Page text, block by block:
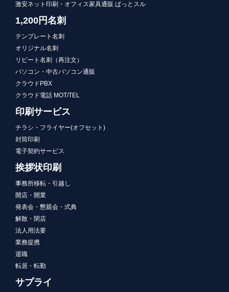
激安ネット印刷・オフィス家具通販 ぱっとスル
1,200円名刺
テンプレート名刺
オリジナル名刺
リピート名刺（再注文）
パソコン・中古パソコン通販
クラウドPBX
クラウド電話 MOT/TEL
印刷サービス
チラシ・フライヤー(オフセット)
封筒印刷
電子契約サービス
挨拶状印刷
事務所移転・引越し
開店・開業
発表会・懇親会・式典
解散・閉店
法人用法要
業務提携
退職
転居・転勤
サプライ